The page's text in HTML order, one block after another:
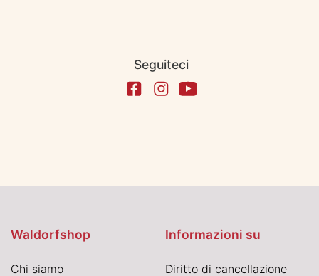
Seguiteci
Waldorfshop
Chi siamo
Informazioni su
Diritto di cancellazione